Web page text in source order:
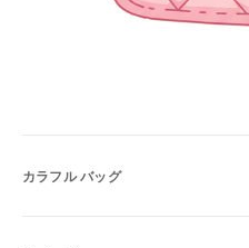
カラフル バッグ